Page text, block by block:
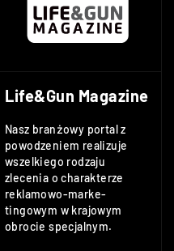
Life&Gun Magazine
Nasz branżowy portal z
powodzeniem realizuje
wszelkiego rodzaju
zlecenia o charakterze
reklamowo-marke-
tingowym w krajowym
obrocie specjalnym.